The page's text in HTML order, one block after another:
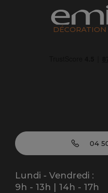
04
Lundi - Vendredi :
9h - 13h | 14h - 17h